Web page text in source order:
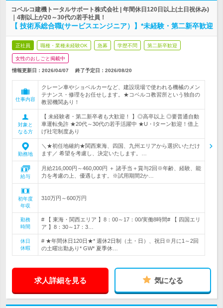
コベルコ建機トータルサポート株式会社 | 年間休日120日以上(土日祝休み)
｜4割以上が20～30代の若手社員！
【 技術系総合職(サービスエンジニア）】*未経験・第二新卒歓迎
正社員 職種・業種未経験OK 急募 学歴不問 第二新卒歓迎
女性のおしごと掲載中
情報更新日：2026/04/07 終了予定日： 2026/08/20
仕事内容
クレーン車やショベルカーなど、建設現場で使われる機械のメン
テナンス・修理をお任せします。★コベルコ教習所という独自の
教習機関あり！
対象と
なる方
【 未経験者・第二新卒者も大歓迎！ 】◎高卒以上 ◎要普通自動
車運転免許 ★20代～30代の若手活躍中 ★U・Iターン歓迎！借上
げ社宅制度あり
勤務地
＼★初任地確約★関西東海、四国、九州エリアから選択いただけ
ます／ 希望を考慮し、決定いたします。…
給与
月給216,000円～460,000円 ＋ 諸手当＋賞与2回※年齢、経験、能
力を考慮の上、優遇します。※試用期間2か…
初年度
年収
310万円～600万円
勤務
時間
# 【 東海・関西エリア 】8：00～17：00/実働8時間# 【 四国エリ
ア 】8：30～17：3…
休日
休暇
# ★年間休日120日★* 週休2日制（土・日）、祝日※月に1～2回
の土曜出勤あり* GW* 夏季休…
求人詳細を見る 気になる